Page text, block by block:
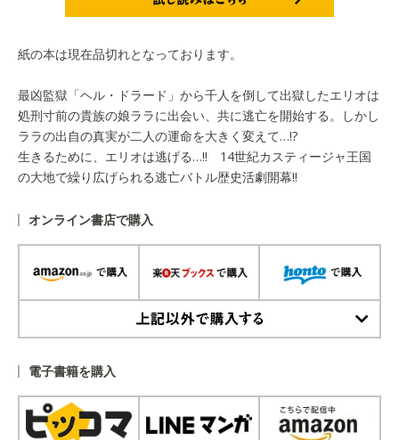
紙の本は現在品切れとなっております。
最凶監獄「ヘル・ドラード」から千人を倒して出獄したエリオは
処刑寸前の貴族の娘ララに出会い、共に逃亡を開始する。しかし
ララの出自の真実が二人の運命を大きく変えて…!?
生きるために、エリオは逃げる…!! 14世紀カスティージャ王国
の大地で繰り広げられる逃亡バトル歴史活劇開幕!!
オンライン書店で購入
電子書籍を購入